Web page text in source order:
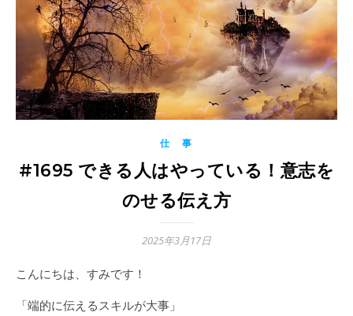
仕 事
#1695 できる人はやっている！意志を
のせる伝え方
2025年3月17日
こんにちは、すみです！
「端的に伝えるスキルが大事」